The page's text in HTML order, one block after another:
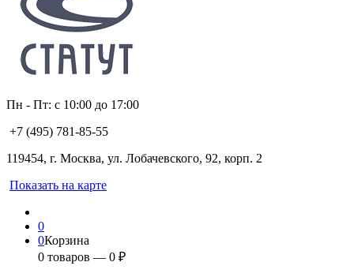
Пн - Пт: с 10:00 до 17:00
+7 (495) 781-85-55
119454, г. Москва, ул. Лобачевского, 92, корп. 2
Показать на карте
0
0Корзина
0 товаров — 0 ₽